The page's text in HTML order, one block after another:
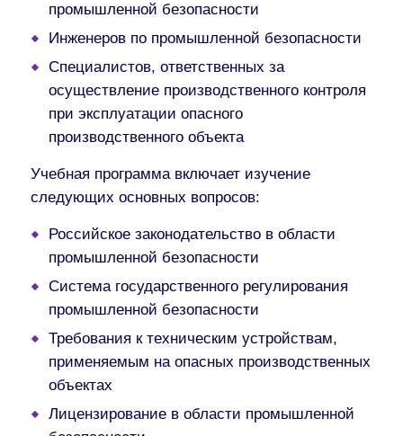
промышленной безопасности
Инженеров по промышленной безопасности
Специалистов, ответственных за
осуществление производственного контроля
при эксплуатации опасного
производственного объекта
Учебная программа включает изучение
следующих основных вопросов:
Российское законодательство в области
промышленной безопасности
Система государственного регулирования
промышленной безопасности
Требования к техническим устройствам,
применяемым на опасных производственных
объектах
Лицензирование в области промышленной